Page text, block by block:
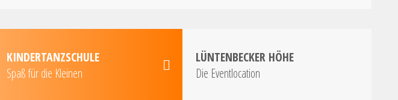
KINDERTANZSCHULE
Spaß für die Kleinen
LÜNTENBECKER HÖHE
Die Eventlocation